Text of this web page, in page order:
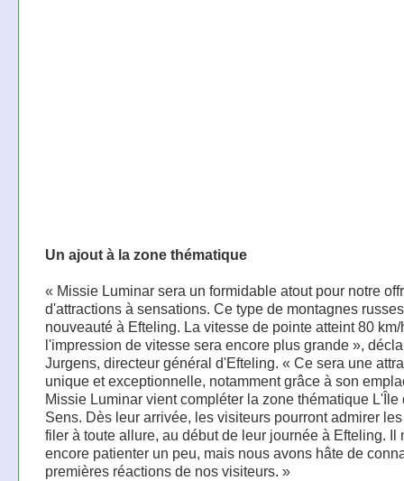
Un ajout à la zone thématique
« Missie Luminar sera un formidable atout pour notre
d'attractions à sensations. Ce type de montagnes
nouveauté à Efteling. La vitesse de pointe atteint 80 km/
l'impression de vitesse sera encore plus grande »,
Jurgens, directeur général d'Efteling. « Ce sera une
unique et exceptionnelle, notamment grâce à son
Missie Luminar vient compléter la zone thématique L'Île
Sens. Dès leur arrivée, les visiteurs pourront admirer
filer à toute allure, au début de leur journée à Efteling. Il
encore patienter un peu, mais nous avons hâte de
premières réactions de nos visiteurs. »